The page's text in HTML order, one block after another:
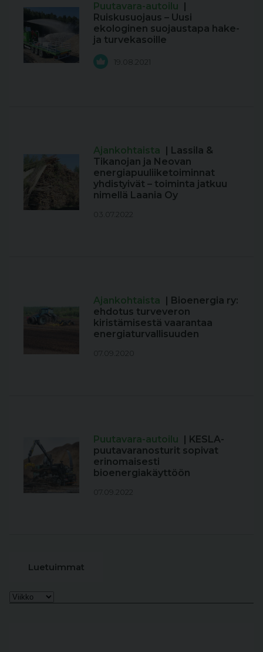
Puutavara-autoilu |
Ruiskusuojaus – Uusi
ekologinen suojaustapa hake-
ja turvekasoille
19.08.2021
Ajankohtaista | Lassila &
Tikanojan ja Neovan
energiapuuliiketoiminnat
yhdistyivät – toiminta jatkuu
nimellä Laania Oy
03.07.2022
Ajankohtaista | Bioenergia ry:
ehdotus turveveron
kiristämisestä vaarantaa
energiaturvallisuuden
07.09.2020
Puutavara-autoilu | KESLA-
puutavaranosturit sopivat
erinomaisesti
bioenergiakäyttöön
07.09.2022
Luetuimmat